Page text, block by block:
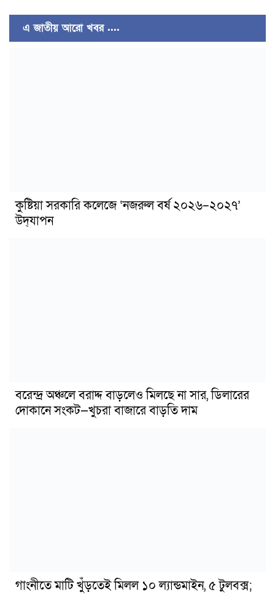
এ জাতীয় আরো খবর ....
কুষ্টিয়া সরকারি কলেজে ‘নজরুল বর্ষ ২০২৬–২০২৭’
উদ্‌যাপন
বরেন্দ্র অঞ্চলে বরাদ্দ বাড়লেও মিলছে না সার, ডিলারের
দোকানে সংকট—খুচরা বাজারে বাড়তি দাম
গাংনীতে মাটি খুঁড়তেই মিলল ১০ ল্যান্ডমাইন, ৫ টুলবক্স;